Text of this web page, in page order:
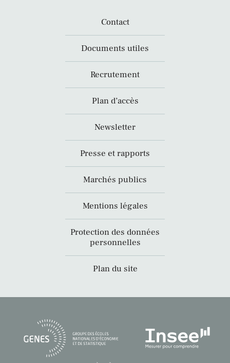
Contact
Documents utiles
Recrutement
Plan d’accès
Newsletter
Presse et rapports
Marchés publics
Mentions légales
Protection des données
personnelles
Plan du site